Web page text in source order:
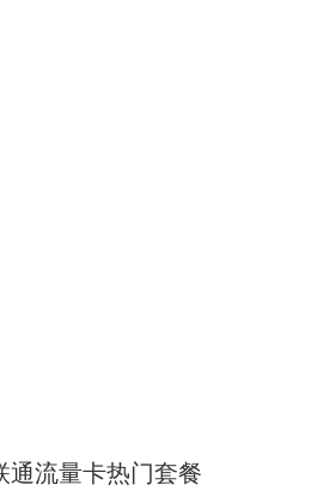
通流量卡热门套餐